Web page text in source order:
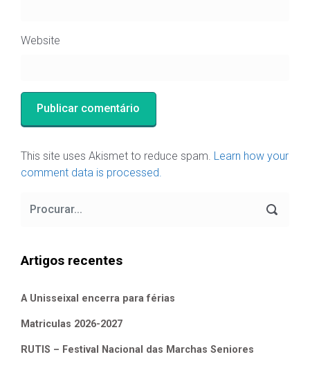
Website
This site uses Akismet to reduce spam. Learn how your
comment data is processed.
Artigos recentes
A Unisseixal encerra para férias
Matriculas 2026-2027
RUTIS – Festival Nacional das Marchas Seniores